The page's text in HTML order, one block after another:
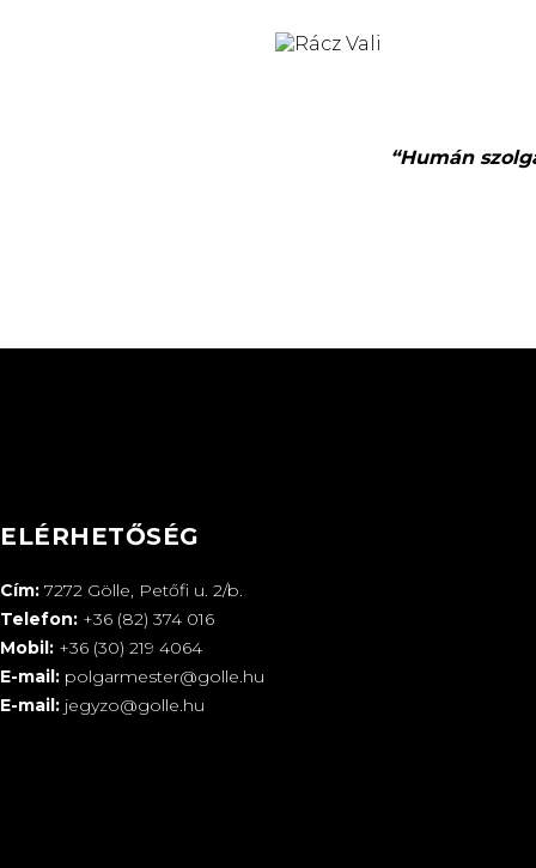
“Humán
ELÉRHETŐSÉG
Cím: 7272 Gölle, Petőfi u. 2/b.
Telefon: +36 (82) 374 016
Mobil: +36 (30) 219 4064
E-mail: polgarmester@golle.hu
E-mail: jegyzo@golle.hu